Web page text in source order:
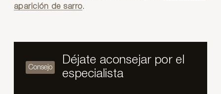
aparición de sarro.
Déjate aconsejar por el
especialista